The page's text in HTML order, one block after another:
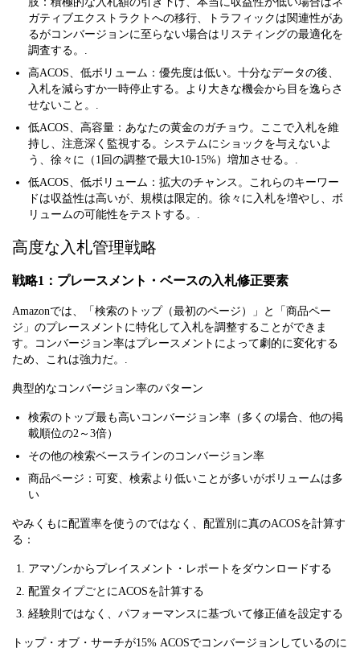
ガティブエクストラクトへの移行、トラフィックは関連性があ
るがコンバージョンに至らない場合はリスティングの最適化を
調査する。.
高ACOS、低ボリューム：優先度は低い。十分なデータの後、
入札を減らすか一時停止する。より大きな機会から目を逸らさ
せないこと。.
低ACOS、高容量：あなたの黄金のガチョウ。ここで入札を維
持し、注意深く監視する。システムにショックを与えないよ
う、徐々に（1回の調整で最大10-15%）増加させる。.
低ACOS、低ボリューム：拡大のチャンス。これらのキーワー
ドは収益性は高いが、規模は限定的。徐々に入札を増やし、ボ
リュームの可能性をテストする。.
高度な入札管理戦略
戦略1：プレースメント・ベースの入札修正要素
Amazonでは、「検索のトップ（最初のページ）」と「商品ペー
ジ」のプレースメントに特化して入札を調整することができま
す。コンバージョン率はプレースメントによって劇的に変化する
ため、これは強力だ。.
典型的なコンバージョン率のパターン
検索のトップ最も高いコンバージョン率（多くの場合、他の掲
載順位の2～3倍）
その他の検索ベースラインのコンバージョン率
商品ページ：可変、検索より低いことが多いがボリュームは多
い
やみくもに配置率を使うのではなく、配置別に真のACOSを計算す
る：
アマゾンからプレイスメント・レポートをダウンロードする
配置タイプごとにACOSを計算する
経験則ではなく、パフォーマンスに基づいて修正値を設定する
トップ・オブ・サーチが15% ACOSでコンバージョンしているのに